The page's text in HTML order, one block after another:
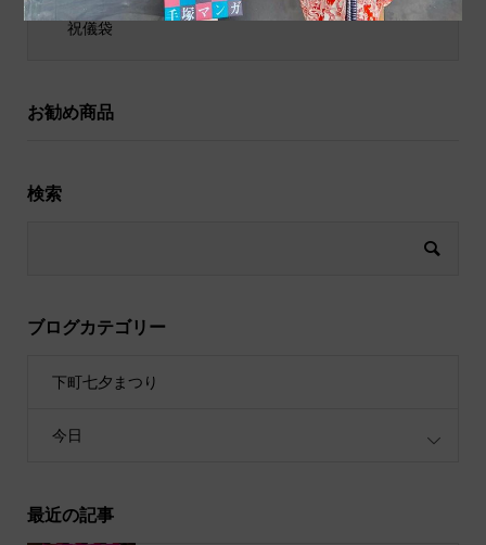
祝儀袋
お勧め商品
検索
ブログカテゴリー
下町七夕まつり
今日
最近の記事